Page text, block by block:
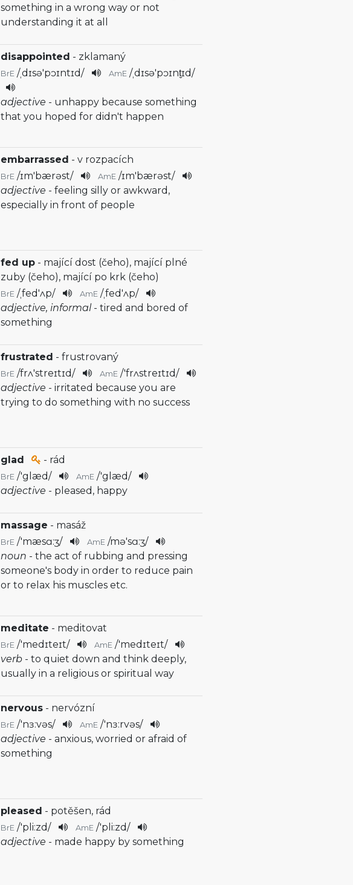
something in a wrong way or not
understanding it at all
disappointed - zklamaný
BrE /ˌdɪsə'pɔɪntɪd/ AmE /ˌdɪsə'pɔɪnt̬ɪd/
adjective - unhappy because something
that you hoped for didn't happen
embarrassed - v rozpacích
BrE /ɪm'bærəst/ AmE /ɪm'bærəst/
adjective - feeling silly or awkward,
especially in front of people
fed up - mající dost (čeho), mající plné
zuby (čeho), mající po krk (čeho)
BrE /ˌfed'ʌp/ AmE /ˌfed'ʌp/
adjective, informal - tired and bored of
something
frustrated - frustrovaný
BrE /frʌ'streɪtɪd/ AmE /'frʌstreɪtɪd/
adjective - irritated because you are
trying to do something with no success
glad - rád
BrE /'glæd/ AmE /'glæd/
adjective - pleased, happy
massage - masáž
BrE /'mæsɑ:ʒ/ AmE /mə'sɑ:ʒ/
noun - the act of rubbing and pressing
someone's body in order to reduce pain
or to relax his muscles etc.
meditate - meditovat
BrE /'medɪteɪt/ AmE /'medɪteɪt/
verb - to quiet down and think deeply,
usually in a religious or spiritual way
nervous - nervózní
BrE /'nɜ:vəs/ AmE /'nɜ:rvəs/
adjective - anxious, worried or afraid of
something
pleased - potěšen, rád
BrE /'pli:zd/ AmE /'pli:zd/
adjective - made happy by something